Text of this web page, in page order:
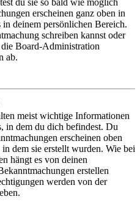
erscheinen ganz oben in
deinem persönlichen Bereich.
schreiben kannst oder
Board-Administration
ab.
meist wichtige Informationen
in dem du dich befindest. Du
erscheinen oben
dem sie erstellt wurden. Wie bei
hängt es von deinen
erstellen
werden von der